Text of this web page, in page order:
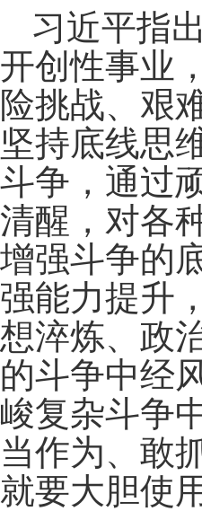
习近平指
开创性事业
险挑战、艰
坚持底线思
斗争，通过
清醒，对各
增强斗争的
强能力提升
想淬炼、政
的斗争中经
峻复杂斗争
当作为、敢
就要大胆使用